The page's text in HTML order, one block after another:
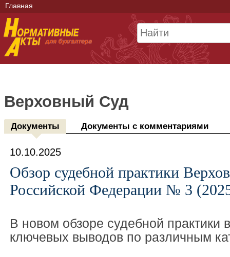
Главная
Верховный Суд
Документы Документы с комментариями
10.10.2025
Обзор судебной практики
Российской Федерации № 3
В новом обзоре судебной практики
ключевых выводов по различным